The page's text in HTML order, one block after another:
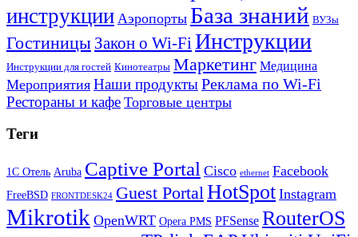
инструкции Аэропорты База знаний ВУЗы
Гостиницы Закон о Wi-Fi Инструкции
Инструкции для гостей Кинотеатры Маркетинг Медицина
Мероприятия Наши продуктыРеклама по Wi-Fi
Рестораны и кафе Торговые центры
Теги
1С Отель Aruba Captive Portal Cisco ethernet Facebook
FreeBSD FRONTDESK24 Guest PortalHotSpot Instagram
Mikrotik OpenWRT Opera PMS PFSense RouterOS